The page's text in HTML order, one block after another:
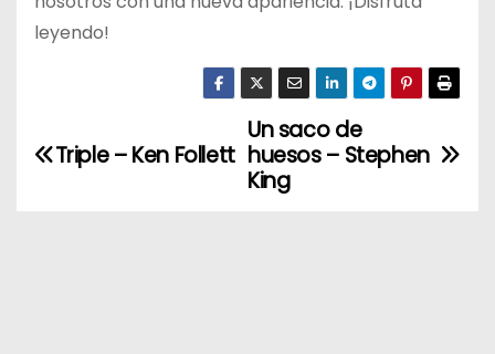
leyendo!
N
Un saco de
huesos – Stephen
King
Triple – Ken Follett